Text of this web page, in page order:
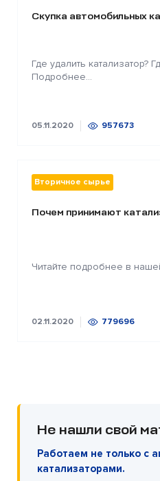
Скупка автомобильных
Где удалить катализатор?
Подробнее...
05.11.2020 957673
Вторичное сырье
Почем принимают
Читайте подробнее в
02.11.2020 779696
Не нашли свой
Работаем не только с
катализаторами.